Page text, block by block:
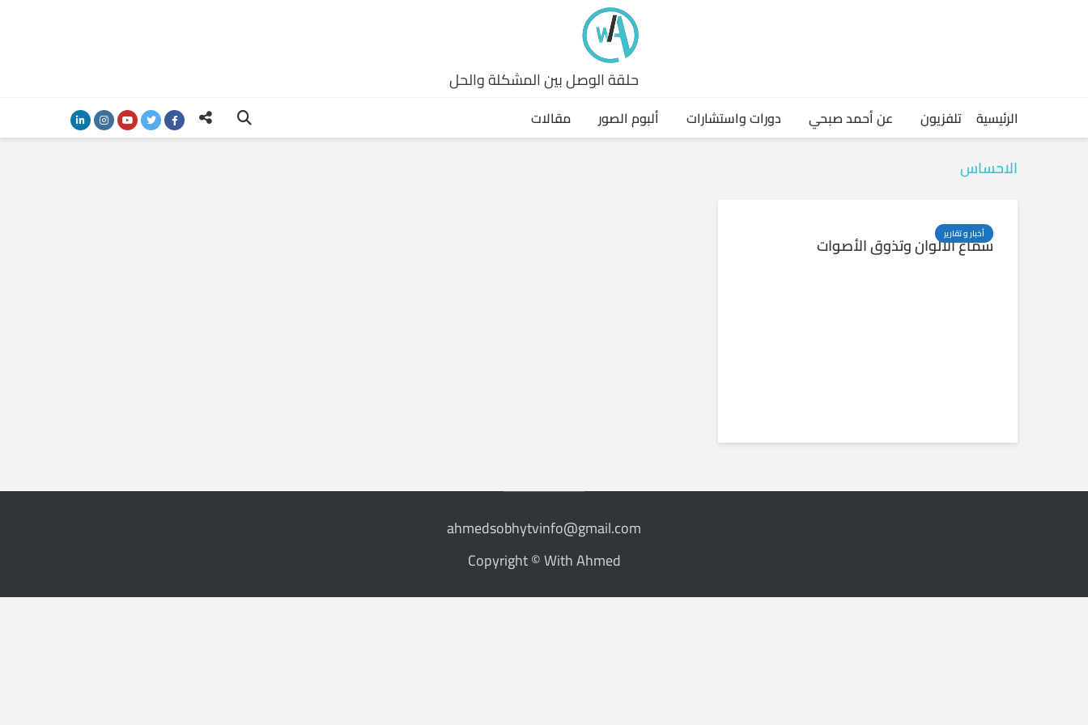
حلقة الوصل بين المشكلة والحل
الرئيسية تلفزيون عن أحمد صبحي دورات واستشارات ألبوم الصور مقالات
الاحساس
أخبار و تقارير
سماع الألوان وتذوق الأصوات
ahmedsobhytvinfo@gmail.com
Copyright © With Ahmed